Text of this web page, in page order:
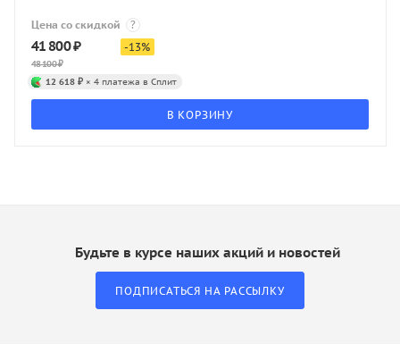
Цена со скидкой ?
41 800₽
48 100₽
-13%
12 618 ₽ × 4 платежа в Сплит
В КОРЗИНУ
Будьте в курсе наших акций и новостей
ПОДПИСАТЬСЯ НА РАССЫЛКУ